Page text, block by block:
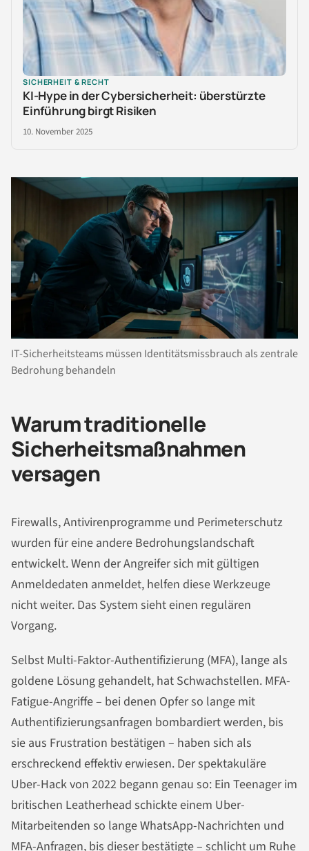
SICHERHEIT & RECHT
KI-Hype in der Cybersicherheit: überstürzte
Einführung birgt Risiken
10. November 2025
IT-Sicherheitsteams müssen Identitätsmissbrauch als zentrale
Bedrohung behandeln
Warum traditionelle
Sicherheitsmaßnahmen
versagen
Firewalls, Antivirenprogramme und Perimeterschutz
wurden für eine andere Bedrohungslandschaft
entwickelt. Wenn der Angreifer sich mit gültigen
Anmeldedaten anmeldet, helfen diese Werkzeuge
nicht weiter. Das System sieht einen regulären
Vorgang.
Selbst Multi-Faktor-Authentifizierung (MFA), lange als
goldene Lösung gehandelt, hat Schwachstellen. MFA-
Fatigue-Angriffe – bei denen Opfer so lange mit
Authentifizierungsanfragen bombardiert werden, bis
sie aus Frustration bestätigen – haben sich als
erschreckend effektiv erwiesen. Der spektakuläre
Uber-Hack von 2022 begann genau so: Ein Teenager im
britischen Leatherhead schickte einem Uber-
Mitarbeitenden so lange WhatsApp-Nachrichten und
MFA-Anfragen, bis dieser bestätigte – schlicht um Ruhe